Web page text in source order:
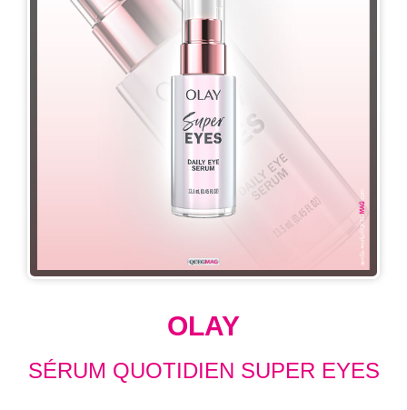
OLAY
SÉRUM QUOTIDIEN SUPER EYES